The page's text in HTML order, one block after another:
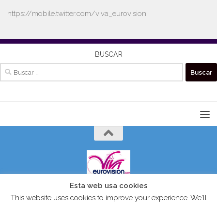
https://mobile.twitter.com/viva_eurovision
BUSCAR
VIVAEUROVISION© 2024 Todos los derechos reservados.
Esta web usa cookies
This website uses cookies to improve your experience. We'll